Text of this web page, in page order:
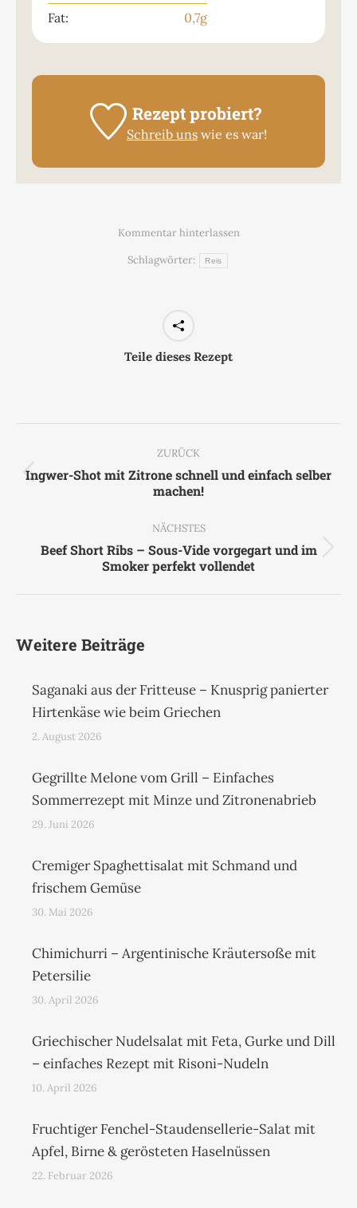
Fat: 0,7g
Rezept probiert?
Schreib unswie es war!
Kommentar hinterlassen
Schlagwörter:
Reis
Teile dieses Rezept
ZURÜCK
Vorheriger
Ingwer-Shot mit Zitrone schnell und einfach selber
machen!
NÄCHSTES
Nächster
Beef Short Ribs – Sous-Vide vorgegart und im
Smoker perfekt vollendet
Weitere Beiträge
Saganaki aus der Fritteuse – Knusprig panierter
Hirtenkäse wie beim Griechen
2. August 2026
Gegrillte Melone vom Grill – Einfaches
Sommerrezept mit Minze und Zitronenabrieb
29. Juni 2026
Cremiger Spaghettisalat mit Schmand und
frischem Gemüse
30. Mai 2026
Chimichurri – Argentinische Kräutersoße mit
Petersilie
30. April 2026
Griechischer Nudelsalat mit Feta, Gurke und Dill
– einfaches Rezept mit Risoni-Nudeln
10. April 2026
Fruchtiger Fenchel-Staudensellerie-Salat mit
Apfel, Birne & gerösteten Haselnüssen
22. Februar 2026